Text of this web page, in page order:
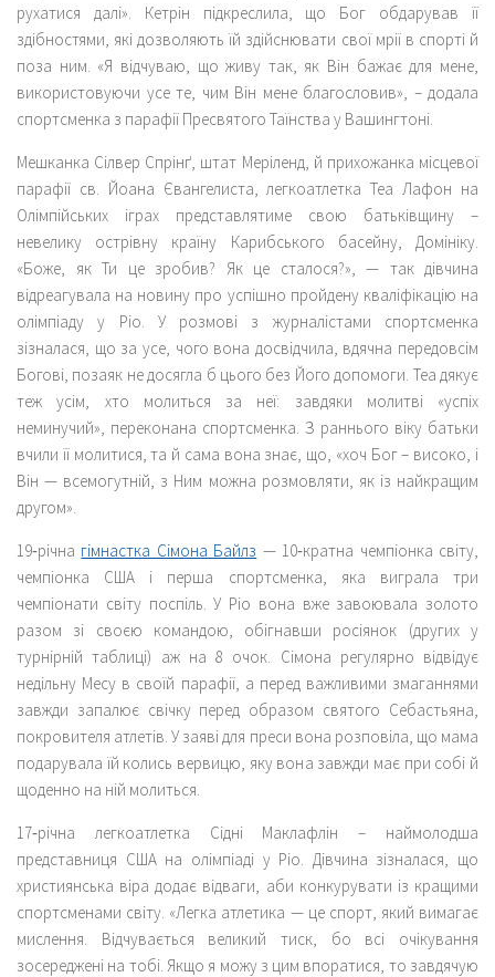
рухатися далі». Кетрін підкреслила, що Бог обдарував її
здібностями, які дозволяють їй здійснювати свої мрії в спорті й
поза ним. «Я відчуваю, що живу так, як Він бажає для мене,
використовуючи усе те, чим Він мене благословив», – додала
спортсменка з парафії Пресвятого Таїнства у Вашингтоні.
Мешканка Сілвер Спрінґ, штат Меріленд, й прихожанка місцевої
парафії св. Йоана Євангелиста, легкоатлетка Теа Лафон на
Олімпійських іграх представлятиме свою батьківщину –
невелику острівну країну Карибського басейну, Домініку.
«Боже, як Ти це зробив? Як це сталося?», — так дівчина
відреагувала на новину про успішно пройдену кваліфікацію на
олімпіаду у Ріо. У розмові з журналістами спортсменка
зізналася, що за усе, чого вона досвідчила, вдячна передовсім
Богові, позаяк не досягла б цього без Його допомоги. Теа дякує
теж усім, хто молиться за неї: завдяки молитві «успіх
неминучий», переконана спортсменка. З раннього віку батьки
вчили її молитися, та й сама вона знає, що, «хоч Бог – високо, і
Він — всемогутній, з Ним можна розмовляти, як із найкращим
другом».
19‑річна гімнастка Сімона Байлз — 10‑кратна чемпіонка світу,
чемпіонка США і перша спортсменка, яка виграла три
чемпіонати світу поспіль. У Ріо вона вже завоювала золото
разом зі своєю командою, обігнавши росіянок (других у
турнірній таблиці) аж на 8 очок. Сімона регулярно відвідує
недільну Месу в своїй парафії, а перед важливими змаганнями
завжди запалює свічку перед образом святого Себастьяна,
покровителя атлетів. У заяві для преси вона розповіла, що мама
подарувала їй колись вервицю, яку вона завжди має при собі й
щоденно на ній молиться.
17‑річна легкоатлетка Сідні Маклафлін – наймолодша
представниця США на олімпіаді у Ріо. Дівчина зізналася, що
християнська віра додає відваги, аби конкурувати із кращими
спортсменами світу. «Легка атлетика — це спорт, який вимагає
мислення. Відчувається великий тиск, бо всі очікування
зосереджені на тобі. Якщо я можу з цим впоратися, то завдячую